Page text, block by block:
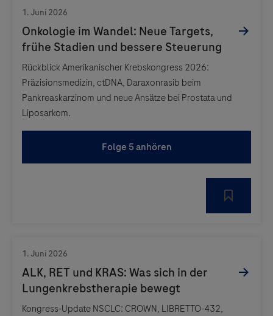
Rückblick Amerikanischer Krebskongress 2026:
Präzisionsmedizin, ctDNA, Daraxonrasib beim
Pankreaskarzinom und neue Ansätze bei Prostata und
Liposarkom.
Folge 5 anhören
Kongress-Update NSCLC: CROWN, LIBRETTO-432,